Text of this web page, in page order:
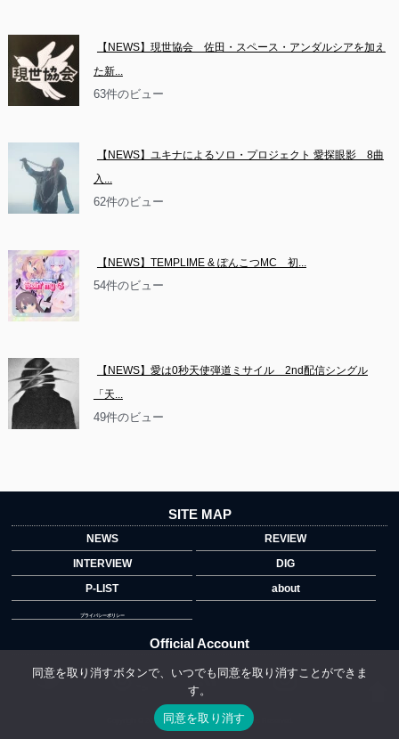
【NEWS】現世協会　佐田・スペース・アンダルシアを加え
た新...
63件のビュー
【NEWS】ユキナによるソロ・プロジェクト 愛探眼影　8曲
入...
62件のビュー
【NEWS】TEMPLIME & ぽんこつMC　初...
54件のビュー
【NEWS】愛は0秒天使弾道ミサイル　2nd配信シングル
「天...
49件のビュー
SITE MAP
NEWS
REVIEW
INTERVIEW
DIG
P-LIST
about
プライバシーポリシー
Official Account
Copyright © 2014 copyrights.indiegrab.jp All Rights Reserved.
同意を取り消すボタンで、いつでも同意を取り消すことができま
す。
同意を取り消す